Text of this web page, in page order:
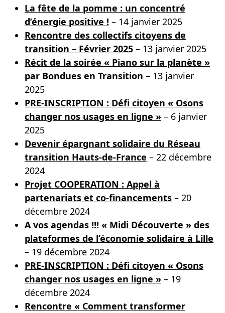
La fête de la pomme : un concentré
d’énergie positive ! – 14 janvier 2025
Rencontre des collectifs citoyens de
transition – Février 2025 – 13 janvier 2025
Récit de la soirée « Piano sur la planète »
par Bondues en Transition – 13 janvier
2025
PRE-INSCRIPTION : Défi citoyen « Osons
changer nos usages en ligne » – 6 janvier
2025
Devenir épargnant solidaire du Réseau
transition Hauts-de-France – 22 décembre
2024
Projet COOPERATION : Appel à
partenariats et co-financements – 20
décembre 2024
A vos agendas !!! « Midi Découverte » des
plateformes de l’économie solidaire à Lille
– 19 décembre 2024
PRE-INSCRIPTION : Défi citoyen « Osons
changer nos usages en ligne » – 19
décembre 2024
Rencontre « Comment transformer